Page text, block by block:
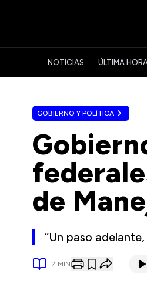
NOTICIAS ÚLTIMA
GOBIERNO Y POLÍTICA
de
“Un paso
2 MIN